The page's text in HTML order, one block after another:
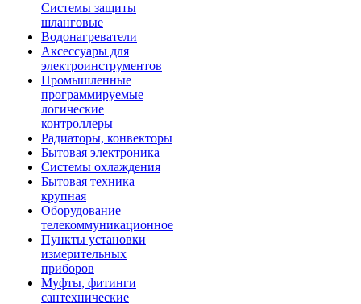
Системы защиты
шланговые
Водонагреватели
Аксессуары для
электроинструментов
Промышленные
программируемые
логические
контроллеры
Радиаторы, конвекторы
Бытовая электроника
Системы охлаждения
Бытовая техника
крупная
Оборудование
телекоммуникационное
Пункты установки
измерительных
приборов
Муфты, фитинги
сантехнические